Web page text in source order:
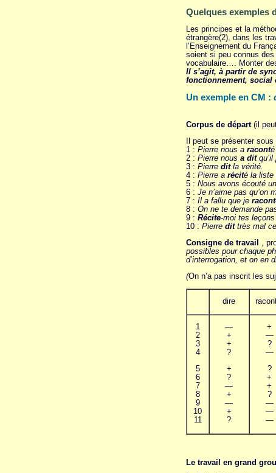
Quelques exemples
Les principes et la
étrangère(2), dans les
l’Enseignement du
soient si peu connus
vocabulaire…. Monter
Il s’agit, à partir de
fonctionnement, social
Un exemple en CM :
Corpus de départ(il
Il peut se présenter
1 : Pierre nous a racont
2 : Pierre nous a ditqu’il
3 : Pierre ditla vérité.
4 : Pierre a récité la liste
5 : Nous avons écouté
6 : Je n’aime pas qu’on
7 : Il a fallu que je
8 : On ne te demande
9 : Récite-moi tes leçons
10 : Pierre dit très mal
Consigne de travail
,
possibles pour chaque
d’interrogation, et on en
(On n’a pas inscrit les
dire
1
2
3
4
5
6
7
8
9
10
11
—
+
+
?
+
?
—
+
—
+
?
+
—
?
—
?
+
+
?
—
—
—
Le travail en grand